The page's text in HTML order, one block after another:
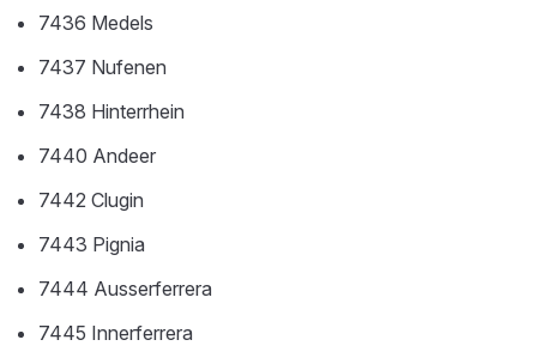
7436 Medels
7437 Nufenen
7438 Hinterrhein
7440 Andeer
7442 Clugin
7443 Pignia
7444 Ausserferrera
7445 Innerferrera